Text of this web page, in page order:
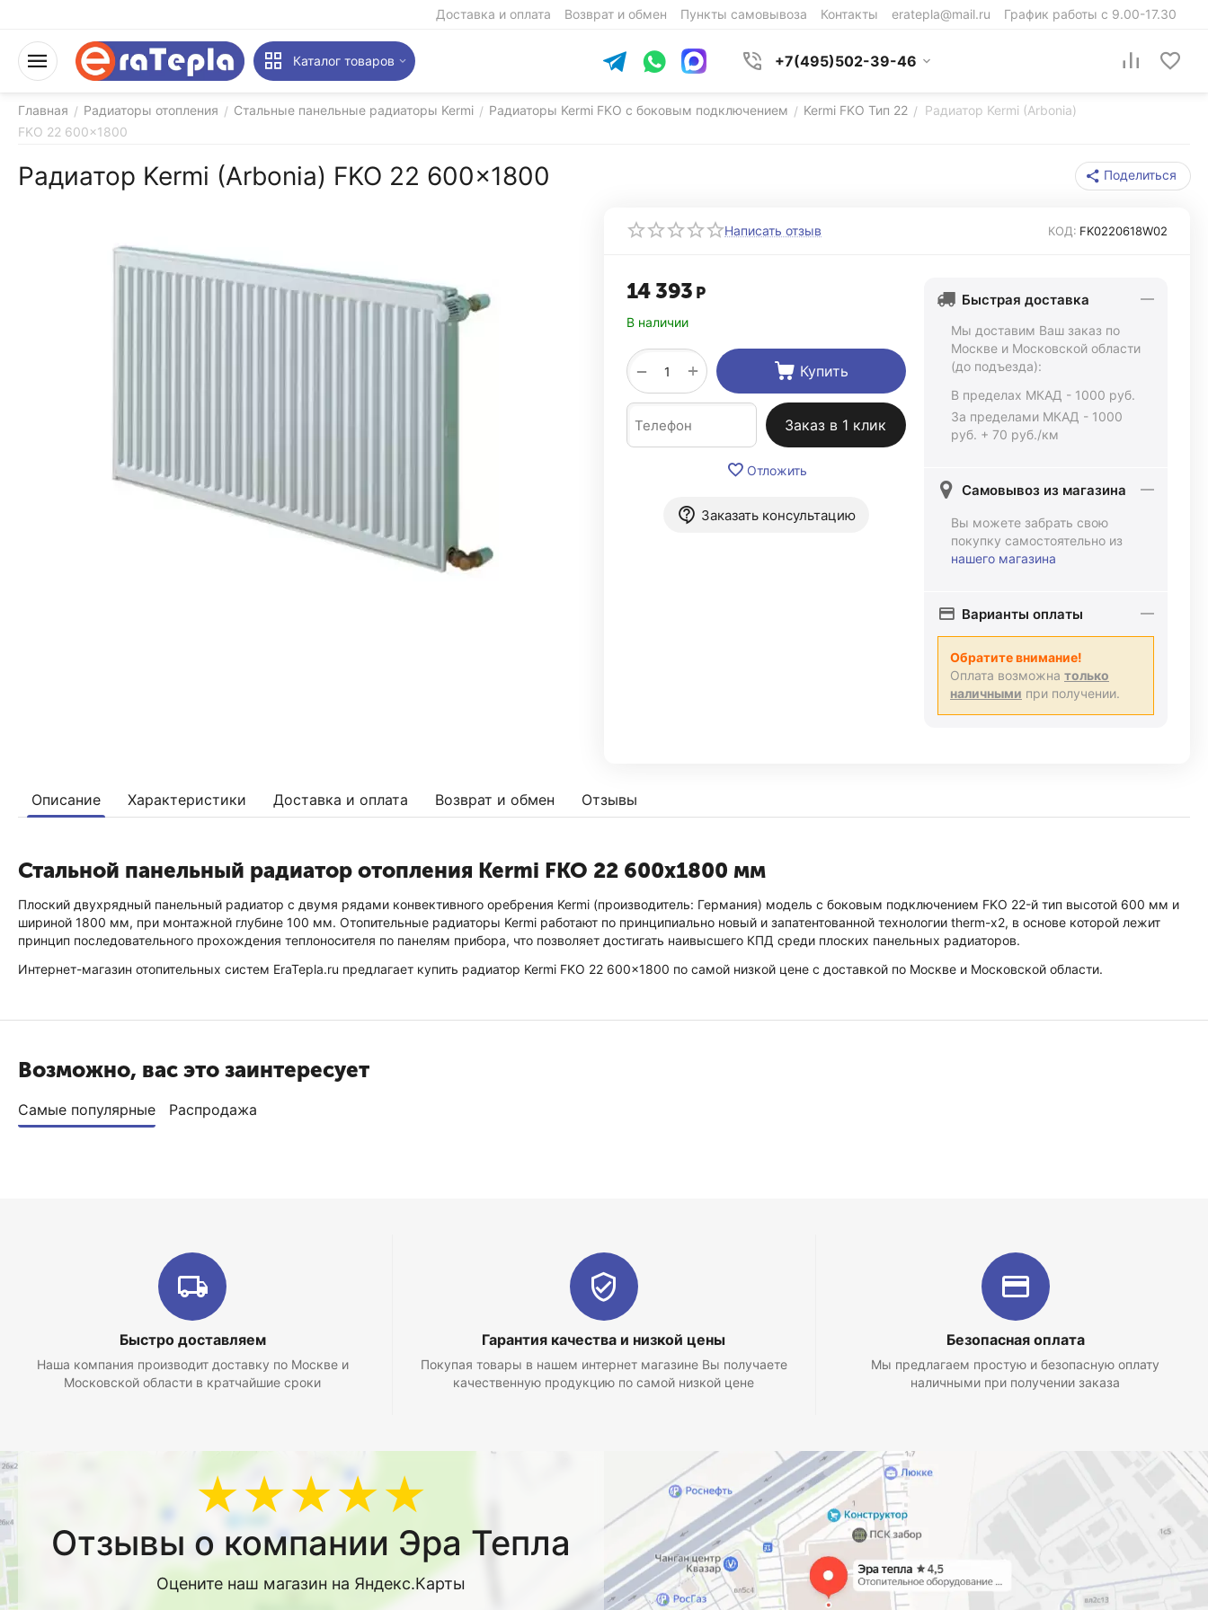
Доставка и оплата Возврат и обмен Пункты самовывоза Контакты eratepla@mail.ru График работы с 9.00-17.30
Каталог товаров +7(495)502-39-46
Главная / Радиаторы отопления / Стальные панельные радиаторы Kermi / Радиаторы Kermi FKO с боковым подключением / Kermi FKO Тип 22 / Радиатор Kermi (Arbonia)
FKO 22 600x1800
Радиатор Kermi (Arbonia) FKO 22 600x1800 Поделиться
Написать отзыв КОД: FK0220618W02
14 393 Р
В наличии
+
− Купить
Заказ в 1 клик
Отложить
Заказать консультацию
Быстрая доставка
Мы доставим Ваш заказ по
Москве и Московской области
(до подъезда):
В пределах МКАД - 1000 руб.
За пределами МКАД - 1000
руб. + 70 руб./км
Самовывоз из магазина
Вы можете забрать свою
покупку самостоятельно из
нашего магазина
Варианты оплаты
Обратите внимание!
Оплата возможна только
наличными при получении.
Описание Характеристики Доставка и оплата Возврат и обмен Отзывы
Стальной панельный радиатор отопления Kermi FKO 22 600x1800 мм
Плоский двухрядный панельный радиатор с двумя рядами конвективного оребрения Kermi (производитель: Германия) модель с боковым подключением FKO 22-й тип высотой 600 мм и
шириной 1800 мм, при монтажной глубине 100 мм. Отопительные радиаторы Kermi работают по принципиально новый и запатентованной технологии therm-x2, в основе которой лежит
принцип последовательного прохождения теплоносителя по панелям прибора, что позволяет достигать наивысшего КПД среди плоских панельных радиаторов.
Интернет-магазин отопительных систем EraTepla.ru предлагает купить радиатор Kermi FKO 22 600x1800 по самой низкой цене с доставкой по Москве и Московской области.
Возможно, вас это заинтересует
Самые популярные Распродажа
Быстро доставляем
Наша компания производит доставку по Москве и
Московской области в кратчайшие сроки
Гарантия качества и низкой цены
Покупая товары в нашем интернет магазине Вы получаете
качественную продукцию по самой низкой цене
Безопасная оплата
Мы предлагаем простую и безопасную оплату
наличными при получении заказа
★★★★★
Отзывы о компании Эра Тепла
Оцените наш магазин на Яндекс.Карты